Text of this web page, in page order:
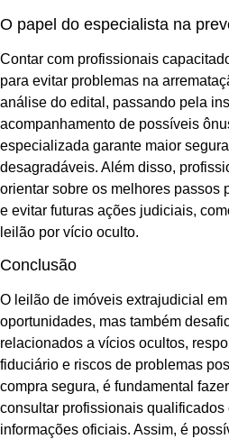
O papel do especialista na
Contar com profissionais
para evitar problemas na
análise do edital, passando pela
acompanhamento de possíveis
especializada garante maior
desagradáveis. Além disso,
orientar sobre os melhores passos
e evitar futuras ações judiciais,
leilão por vício oculto.
Conclusão
O leilão de imóveis extrajudicial
oportunidades, mas também
relacionados a vícios ocultos,
fiduciário e riscos de problemas
compra segura, é fundamental
consultar profissionais qualificados
informações oficiais. Assim, é